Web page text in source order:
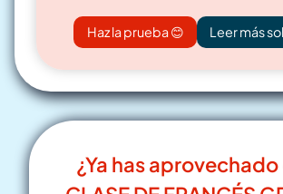
Haz la prueba 😊 Leer más
¿Ya has